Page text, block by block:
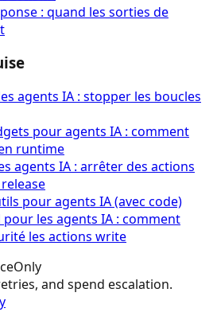
: quand les sorties de
agents IA : stopper les boucles
pour agents IA : comment
runtime
agents IA : arrêter des actions
pour agents IA (avec code)
les agents IA : comment
les actions write
and spend escalation.